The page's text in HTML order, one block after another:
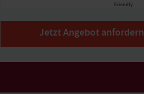
Friendly
Jetzt Angebot anfordern